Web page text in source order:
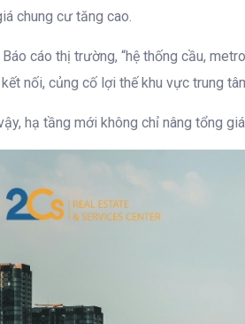
chung cư tăng cao.
cáo thị trường, “hệ thống cầu,
nối, củng cố lợi thế khu vực trung
hạ tầng mới không chỉ nâng tổng